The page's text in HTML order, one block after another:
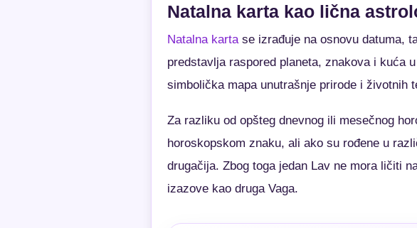
Natalna karta kao lična
Natalna karta se izrađuje na osnovu datuma,
predstavlja raspored planeta, znakova i kuća
simbolička mapa unutrašnje prirode i životnih
Za razliku od opšteg dnevnog ili mesečnog
horoskopskom znaku, ali ako su rođene u
drugačija. Zbog toga jedan Lav ne mora ličiti
izazove kao druga Vaga.